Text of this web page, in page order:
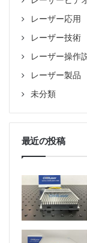
レーザー応用
レーザー技術
レーザー操作
レーザー製品
未分類
最近の投稿